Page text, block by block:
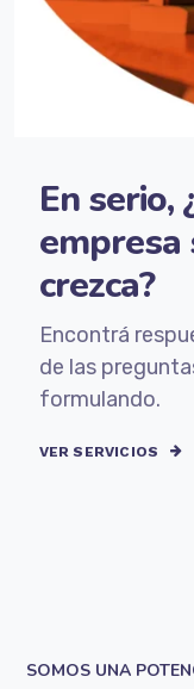
En serio,
empresa
crezca?
Encontrá
de las
formulando.
VER SERVICIOS
SOMOS UNA